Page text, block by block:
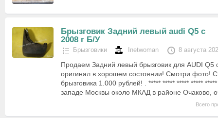
Брызговик Задний левый audi Q5 с
2008 г Б/У
Брызговики Inetwoman 8 августа
Продаем Задний левый брызговик для AUDI Q5
оригинал в хорошем состоянии! Смотри фото!
брызговика 1.000 рублей! . ***** ***** ***** *****
западе Москвы около МКАД в районе Очаково,
Всего